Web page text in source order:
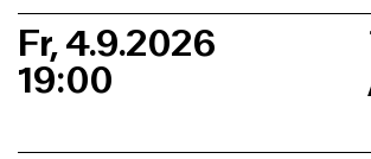
Fr, 4.9.2026
19:00